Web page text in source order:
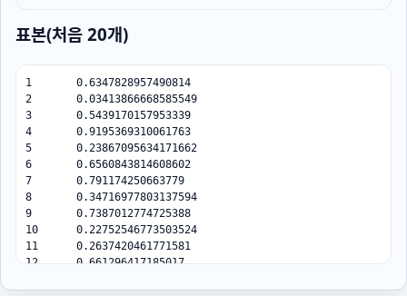
표본(처음 20개)
1	0.6347828957490814
2	0.03413866668585549
3	0.5439170157953339
4	0.9195369310061763
5	0.23867095634171662
6	0.6560843814608602
7	0.791174250663779
8	0.34716977803137594
9	0.7387012774725388
10	0.22752546773503524
11	0.2637420461771581
12	0.661296417185017